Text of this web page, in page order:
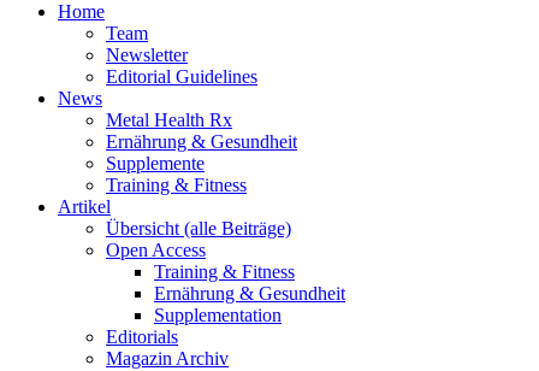
Home
Team
Newsletter
Editorial Guidelines
News
Metal Health Rx
Ernährung & Gesundheit
Supplemente
Training & Fitness
Artikel
Übersicht (alle Beiträge)
Open Access
Training & Fitness
Ernährung & Gesundheit
Supplementation
Editorials
Magazin Archiv